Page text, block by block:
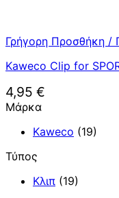
Γρήγορη Προσθήκη /
Kaweco Clip for
4,95 €
Μάρκα
Kaweco (19)
Τύπος
Κλιπ (19)